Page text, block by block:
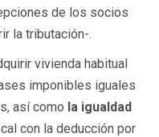
de los socios
la tributación-.
vivienda habitual
imponibles iguales
así como la igualdad
con la deducción por